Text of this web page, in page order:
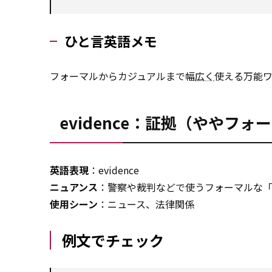
ひと言英語メモ
フォーマルからカジュアルまで幅広く 使える万能ワ
evidence：証拠（ややフォー
英語表現 ：evidence
ニュアンス ：警察や裁判などで使うフォーマルな「
使用シーン ：ニュース、法律関係
例文でチェック